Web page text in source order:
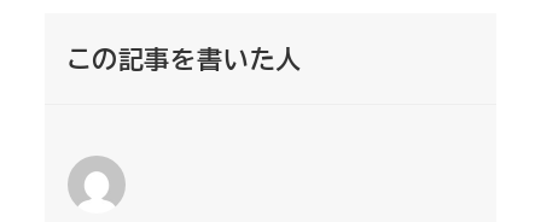
この記事を書いた人